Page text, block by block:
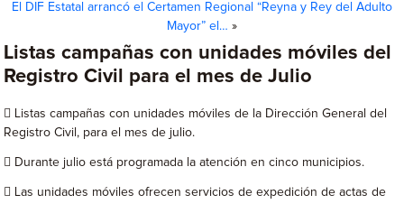
El DIF Estatal arrancó el Certamen Regional “Reyna y Rey del Adulto
Mayor” el… »
Listas campañas con unidades móviles del
Registro Civil para el mes de Julio
 Listas campañas con unidades móviles de la Dirección General del
Registro Civil, para el mes de julio.
 Durante julio está programada la atención en cinco municipios.
 Las unidades móviles ofrecen servicios de expedición de actas de